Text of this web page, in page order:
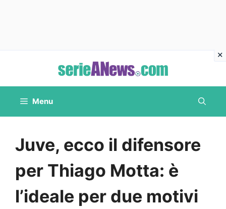
contenuto
Menu
Juve, ecco il difensore
per Thiago Motta: è
l’ideale per due motivi